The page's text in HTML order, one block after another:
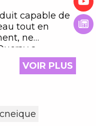
capable de
tout en
ne
a
et innovation
la
VOIR PLUS